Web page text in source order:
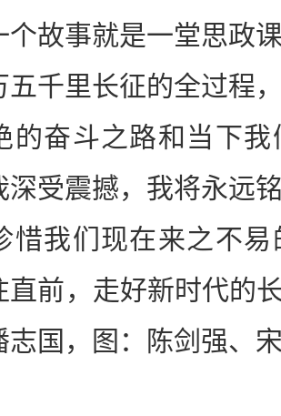
个故事就是一堂思政
五千里长征的全过程
的奋斗之路和当下
深受震撼，我将永远
惜我们现在来之不
直前，走好新时代的
志国，图：陈剑强、